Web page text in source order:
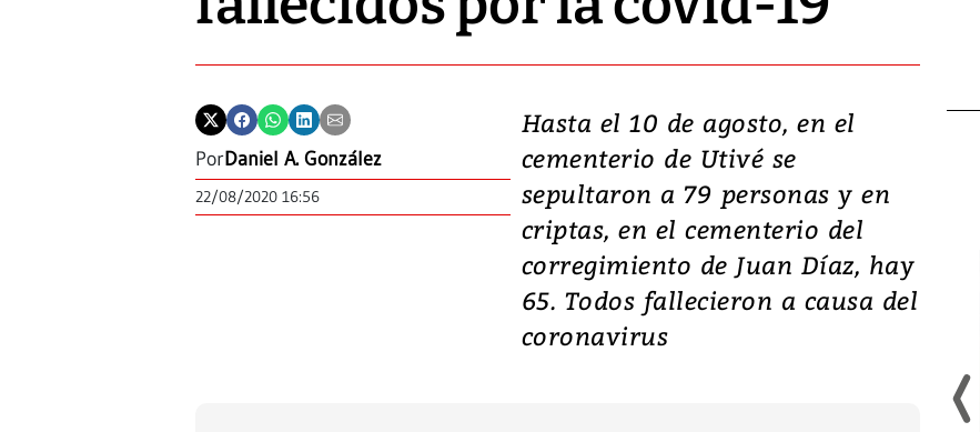
PorDaniel A. González
22/08/2020 16:56
Hasta el 10 de agosto, en el
cementerio de Utivé se
sepultaron a 79 personas y en
criptas, en el cementerio del
corregimiento de Juan Díaz, hay
65. Todos fallecieron a causa del
coronavirus
Isidro Carbonell,
director de la Lotería:
‘Vamos a ser más
transparentes, tengan fe